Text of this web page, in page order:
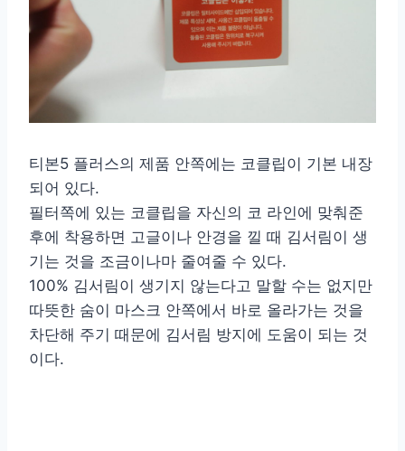
티본5 플러스의 제품 안쪽에는 코클립이 기본 내장
되어 있다.
필터쪽에 있는 코클립을 자신의 코 라인에 맞춰준
후에 착용하면 고글이나 안경을 낄 때 김서림이 생
기는 것을 조금이나마 줄여줄 수 있다.
100% 김서림이 생기지 않는다고 말할 수는 없지만
따뜻한 숨이 마스크 안쪽에서 바로 올라가는 것을
차단해 주기 때문에 김서림 방지에 도움이 되는 것
이다.